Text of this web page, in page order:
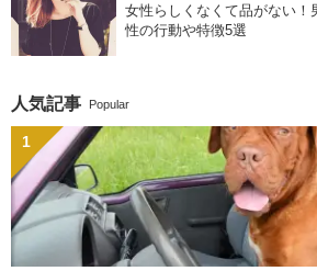
女性らしくなくて品がない！
性の行動や特徴5選
人気記事 Popular